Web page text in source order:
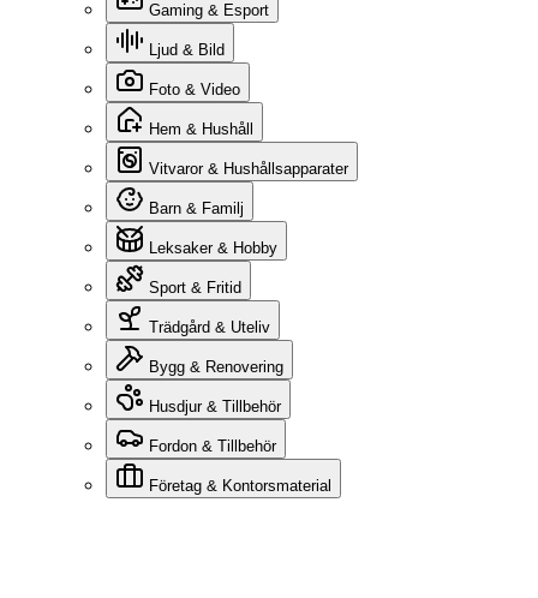
Gaming & Esport
Ljud & Bild
Foto & Video
Hem & Hushåll
Vitvaror & Hushållsapparater
Barn & Familj
Leksaker & Hobby
Sport & Fritid
Trädgård & Uteliv
Bygg & Renovering
Husdjur & Tillbehör
Fordon & Tillbehör
Företag & Kontorsmaterial